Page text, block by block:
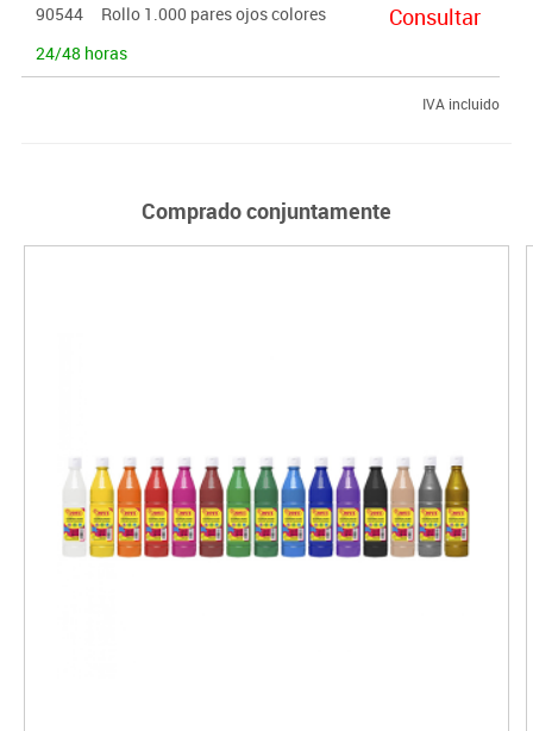
90544
Rollo 1.000 pares ojos colores
24/48 horas
Consultar
IVA incluido
Comprado conjuntamente